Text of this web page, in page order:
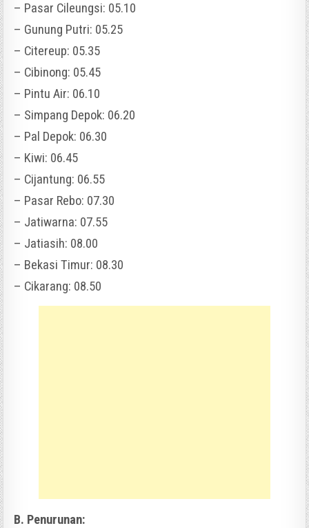
– Pasar Cileungsi: 05.10
– Gunung Putri: 05.25
– Citereup: 05.35
– Cibinong: 05.45
– Pintu Air: 06.10
– Simpang Depok: 06.20
– Pal Depok: 06.30
– Kiwi: 06.45
– Cijantung: 06.55
– Pasar Rebo: 07.30
– Jatiwarna: 07.55
– Jatiasih: 08.00
– Bekasi Timur: 08.30
– Cikarang: 08.50
B. Penurunan: